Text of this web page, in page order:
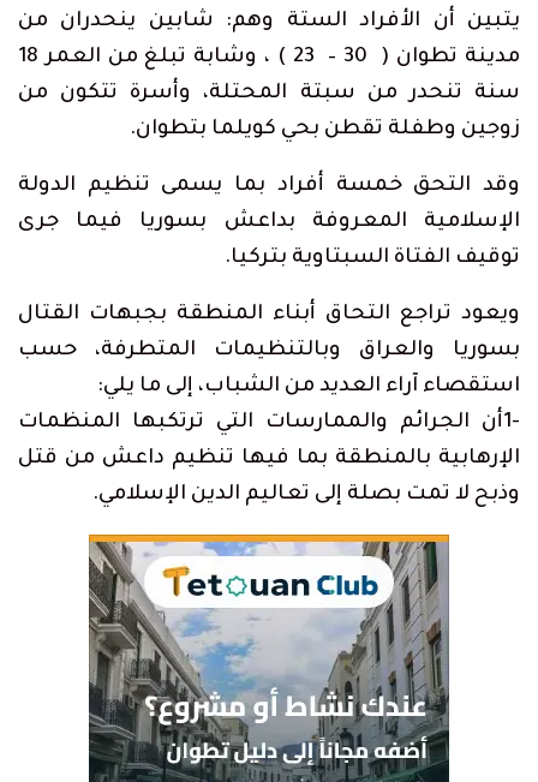
يتبين أن الأفراد الستة وهم: شابين ينحدران من
مدينة تطوان ( 30 – 23 ) ، وشابة تبلغ من العمر 18
سنة تنحدر من سبتة المحتلة، وأسرة تتكون من
زوجين وطفلة تقطن بحي كويلما بتطوان.
وقد التحق خمسة أفراد بما يسمى تنظيم الدولة
الإسلامية المعروفة بداعش بسوريا فيما جرى
توقيف الفتاة السبتاوية بتركيا.
ويعود تراجع التحاق أبناء المنطقة بجبهات القتال
بسوريا والعراق وبالتنظيمات المتطرفة، حسب
استقصاء آراء العديد من الشباب، إلى ما يلي:
-1أن الجرائم والممارسات التي ترتكبها المنظمات
الإرهابية بالمنطقة بما فيها تنظيم داعش من قتل
وذبح لا تمت بصلة إلى تعاليم الدين الإسلامي.